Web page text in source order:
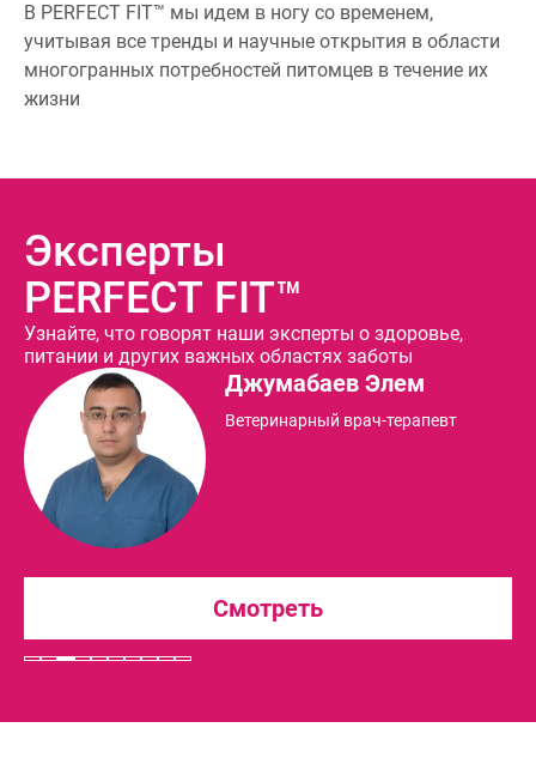
В PERFECT FIT™ мы идем в ногу со временем,
учитывая все тренды и научные открытия в области
многогранных потребностей питомцев в течение их
жизни
Эксперты
PERFECT FIT™
Узнайте, что говорят наши эксперты о здоровье,
питании и других важных областях заботы
Джумабаев Элем
Ветеринарный врач-терапевт
Смотреть